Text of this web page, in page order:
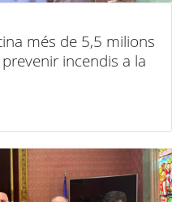
més de 5,5 milions
incendis a la